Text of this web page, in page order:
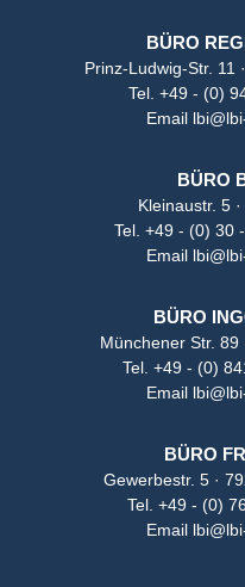
BÜRO
Prinz-Ludwig-Str. 11
Tel.+49 - (0)
Email
BÜRO
Kleinaustr. 5
Tel.+49 - (0) 30
Email
BÜRO
Münchener Str. 89
Tel. +49 - (0)
Email
BÜRO
Gewerbestr. 5 ·
Tel. +49 - (0)
Email